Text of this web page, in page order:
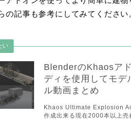
の記事も参考にしてみてください
BlenderのKhaosア
ディを使用してモデ
ル動画まとめ
Khaos Ultimate Explosion
作成出来る現在2000本以上売